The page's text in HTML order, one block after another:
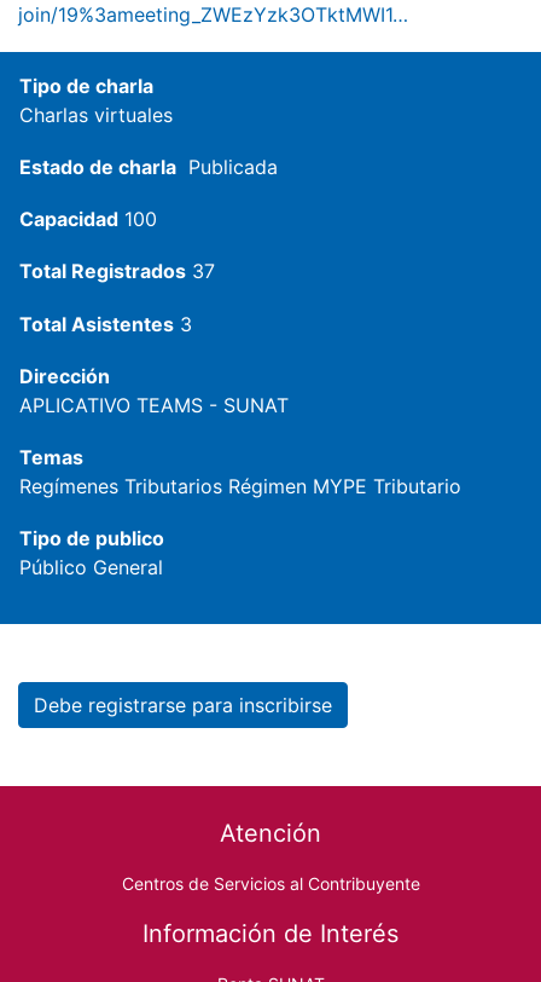
join/19%3ameeting_ZWEzYzk3OTktMWI1…
Tipo de charla
Charlas virtuales
Estado de charla Publicada
Capacidad 100
Total Registrados 37
Total Asistentes 3
Dirección
APLICATIVO TEAMS - SUNAT
Temas
Regímenes Tributarios Régimen MYPE Tributario
Tipo de publico
Público General
Debe registrarse para inscribirse
Atención
Centros de Servicios al Contribuyente
Información de Interés